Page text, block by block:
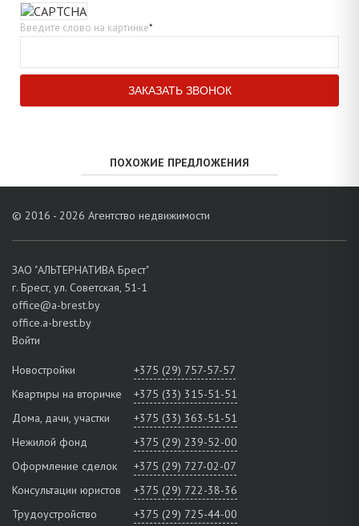
Введите слово на картинке*
ПОХОЖИЕ ПРЕДЛОЖЕНИЯ
© 2016 - 2026 Агентство недвижимости
ЗАО "АЛЬТЕРНАТИВА Брест"
г. Брест, ул. Советская, 51-1
office@a-brest.by
office.a-brest.by
Войти
Новостройки
+375 (29) 757-57-57
Квартиры на вторичке
+375 (33) 315-51-51
Дома, дачи, участки
+375 (33) 363-51-51
Нежилой фонд
+375 (29) 239-52-00
Оформление сделок
+375 (29) 727-02-07
Консультации юристов
+375 (29) 722-38-36
Трудоустройство
+375 (29) 725-44-00